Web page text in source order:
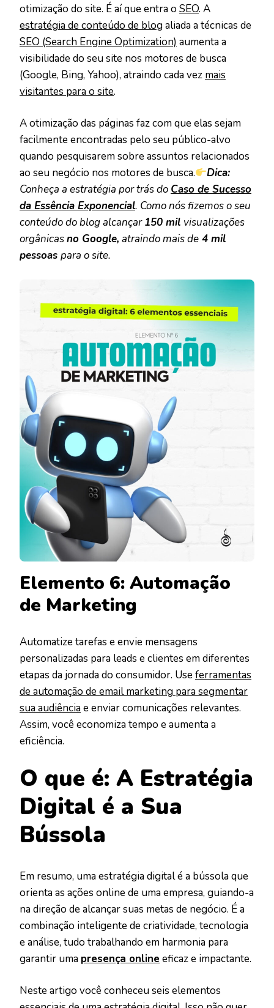
otimização do site. É aí que entra o SEO. A
estratégia de conteúdo de blogaliada a técnicas de
SEO (Search Engine Optimization) aumenta a
visibilidade do seu site nos motores de busca
(Google, Bing, Yahoo), atraindo cada vez mais
visitantes para o site.
A otimização das páginas faz com que elas sejam
facilmente encontradas pelo seu público-alvo
quando pesquisarem sobre assuntos relacionados
ao seu negócio nos motores de busca.
Dica:
Conheça a estratégia por trás do Caso de Sucesso
da Essência Exponencial. Como nós fizemos o seu
conteúdo do blog alcançar150 mil visualizações
orgânicasno Google, atraindo mais de 4 mil
pessoas para o site.
Elemento 6: Automação
de Marketing
Automatize tarefas e envie mensagens
personalizadas para leads e clientes em diferentes
etapas da jornada do consumidor. Useferramentas
de automação de email marketing para segmentar
sua audiênciae enviar comunicações relevantes.
Assim, você economiza tempo e aumenta a
eficiência.
O que é: A Estratégia
Digital é a Sua
Bússola
Em resumo, uma estratégia digital é a bússola que
orienta as ações online de uma empresa, guiando-a
na direção de alcançar suas metas de negócio. É a
combinação inteligente de criatividade, tecnologia
e análise, tudo trabalhando em harmonia para
garantir uma presença online eficaz e impactante.
Neste artigo você conheceu seis elementos